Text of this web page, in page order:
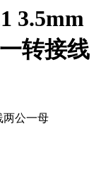
3.5mm
转接线
两公一母